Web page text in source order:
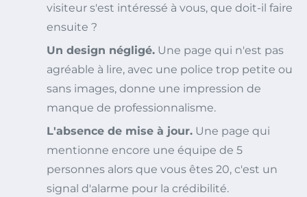
visiteur s'est intéressé à vous, que doit-il faire
ensuite ?
Un design négligé. Une page qui n'est pas
agréable à lire, avec une police trop petite ou
sans images, donne une impression de
manque de professionnalisme.
L'absence de mise à jour. Une page qui
mentionne encore une équipe de 5
personnes alors que vous êtes 20, c'est un
signal d'alarme pour la crédibilité.